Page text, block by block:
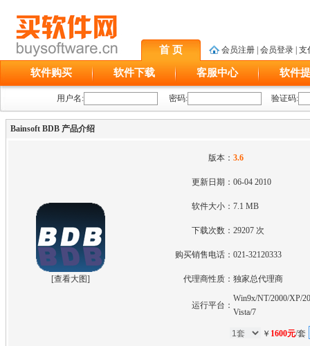
首 页 会员注册 会员登录 支
软件购买 软件下载 客服中心 软件
用户名: 密码: 验证码:
Bainsoft BDB 产品介绍
[查看大图]
版本：3.6
更新日期：06-04 2010
软件大小：7.1 MB
下载次数：29207 次
购买销售电话：021-32120333
代理商性质：独家总代理商
运行平台：
Win9x/NT/2000/XP/
Vista/7
￥ 1600元/套